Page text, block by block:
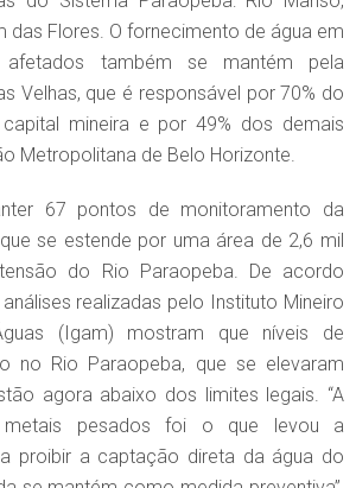
das Flores. O fornecimento de água em
também se mantém pela
Velhas, que é responsável por 70% do
mineira e por 49% dos demais
Metropolitana de Belo Horizonte.
67 pontos de monitoramento da
se estende por uma área de 2,6 mil
do Rio Paraopeba. De acordo
realizadas pelo Instituto Mineiro
(Igam) mostram que níveis de
no Rio Paraopeba, que se elevaram
agora abaixo dos limites legais. “A
metais pesados foi o que levou a
proibir a captação direta da água do